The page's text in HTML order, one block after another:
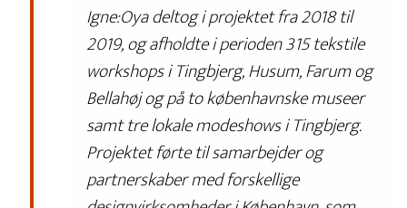
Igne:Oya deltog i projektet fra 2018 til
2019,og afholdte i perioden 315 tekstile
workshops i Tingbjerg, Husum, Farum og
Bellahøj og på to københavnske museer
samt tre lokale modeshows i Tingbjerg.
Projektet førte til samarbejder og
partnerskaber med forskellige